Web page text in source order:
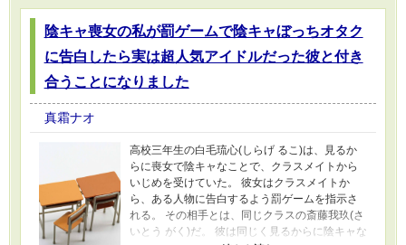
陰キャ喪女の私が罰ゲームで陰キャぼっちオタク
に告白したら実は超人気アイドルだった彼と付き
合うことになりました
真霜ナオ
高校三年生の白毛琉心(しらげ るこ)は、見るか
らに喪女で陰キャなことで、クラスメイトから
いじめを受けていた。 彼女はクラスメイトか
ら、ある人物に告白するよう罰ゲームを指示さ
れる。 その相手とは、同じクラスの斎藤我玖(さ
いとう がく)だ。 彼は同じく見るからに陰キャな